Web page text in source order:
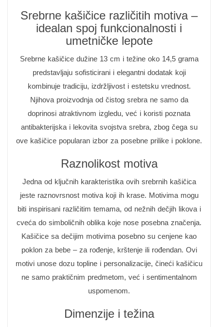
Srebrne kašičice različitih motiva –
idealan spoj funkcionalnosti i
umetničke lepote
Srebrne kašičice dužine 13 cm i težine oko 14,5 grama
predstavljaju sofisticirani i elegantni dodatak koji
kombinuje tradiciju, izdržljivost i estetsku vrednost.
Njihova proizvodnja od čistog srebra ne samo da
doprinosi atraktivnom izgledu, već i koristi poznata
antibakterijska i lekovita svojstva srebra, zbog čega su
ove kašičice popularan izbor za posebne prilike i poklone.
Raznolikost motiva
Jedna od ključnih karakteristika ovih srebrnih kašičica
jeste raznovrsnost motiva koji ih krase. Motivima mogu
biti inspirisani različitim temama, od nežnih dečjih likova i
cveća do simboličnih oblika koje nose posebna značenja.
Kašičice sa dečijim motivima posebno su cenjene kao
poklon za bebe – za rođenje, krštenje ili rođendan. Ovi
motivi unose dozu topline i personalizacije, čineći kašičicu
ne samo praktičnim predmetom, već i sentimentalnom
uspomenom.
Dimenzije i težina